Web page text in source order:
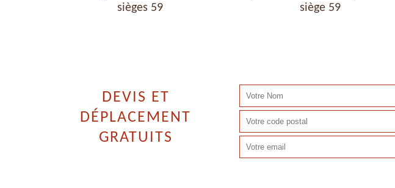
sièges 59
siège 59
DEVIS ET
DÉPLACEMENT
GRATUITS